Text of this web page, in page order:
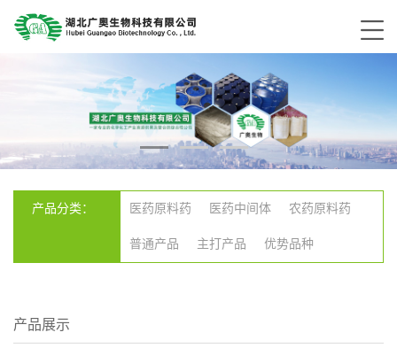
产品分类： 医药原料药 医药中间体 农药原料药
普通产品 主打产品 优势品种
产品展示